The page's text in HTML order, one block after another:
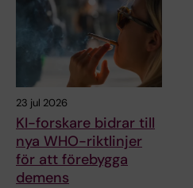
23 jul 2026
KI-forskare bidrar till
nya WHO-riktlinjer
för att förebygga
demens